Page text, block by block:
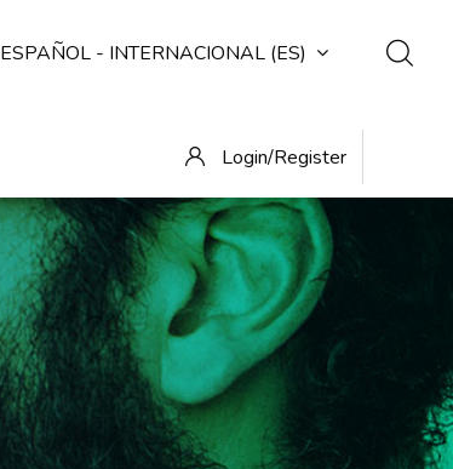
ESPAÑOL - INTERNACIONAL ‎(ES)‎
Login/Register